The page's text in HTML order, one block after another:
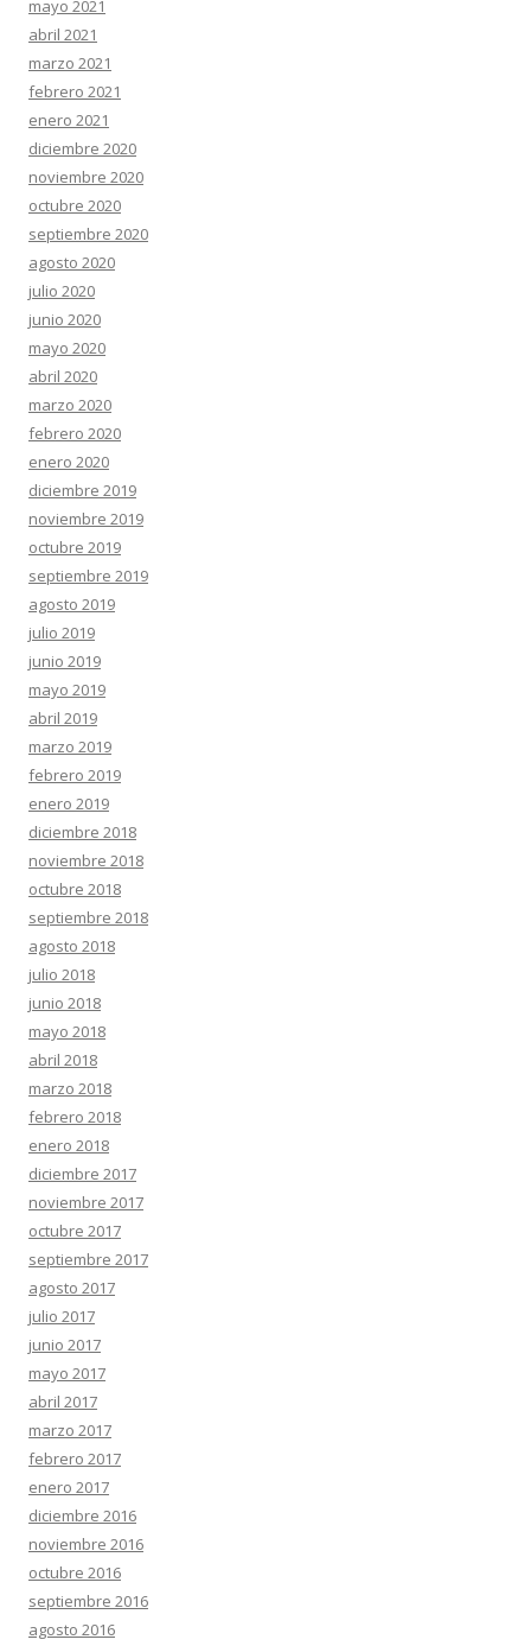
mayo 2021
abril 2021
marzo 2021
febrero 2021
enero 2021
diciembre 2020
noviembre 2020
octubre 2020
septiembre 2020
agosto 2020
julio 2020
junio 2020
mayo 2020
abril 2020
marzo 2020
febrero 2020
enero 2020
diciembre 2019
noviembre 2019
octubre 2019
septiembre 2019
agosto 2019
julio 2019
junio 2019
mayo 2019
abril 2019
marzo 2019
febrero 2019
enero 2019
diciembre 2018
noviembre 2018
octubre 2018
septiembre 2018
agosto 2018
julio 2018
junio 2018
mayo 2018
abril 2018
marzo 2018
febrero 2018
enero 2018
diciembre 2017
noviembre 2017
octubre 2017
septiembre 2017
agosto 2017
julio 2017
junio 2017
mayo 2017
abril 2017
marzo 2017
febrero 2017
enero 2017
diciembre 2016
noviembre 2016
octubre 2016
septiembre 2016
agosto 2016